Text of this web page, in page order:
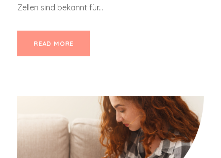
Zellen sind bekannt für...
READ MORE